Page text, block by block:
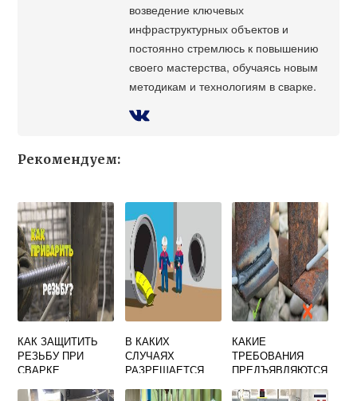
возведение ключевых
инфраструктурных объектов и
постоянно стремлюсь к повышению
своего мастерства, обучаясь новым
методикам и технологиям в сварке.
Рекомендуем:
КАК ЗАЩИТИТЬ
РЕЗЬБУ ПРИ
СВАРКЕ
В КАКИХ
СЛУЧАЯХ
РАЗРЕШАЕТСЯ
КАКИЕ
ТРЕБОВАНИЯ
ПРЕДЪЯВЛЯЮТСЯ